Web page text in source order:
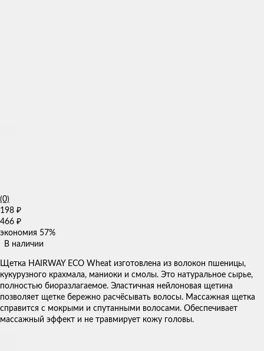
(0)
198 ₽
466 ₽
экономия 57%
В наличии
Щетка HAIRWAY ECO Wheat изготовлена из волокон пшеницы,
кукурузного крахмала, маниоки и смолы. Это натуральное сырье,
полностью биоразлагаемое. Эластичная нейлоновая щетина
позволяет щетке бережно расчёсывать волосы. Массажная щетка
справится с мокрыми и спутанными волосами. Обеспечивает
массажный эффект и не травмирует кожу головы.